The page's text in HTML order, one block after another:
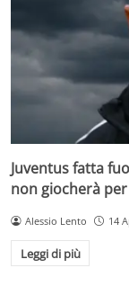
Juventus fatta
non giocherà
Alessio Lento 14
Leggi di più